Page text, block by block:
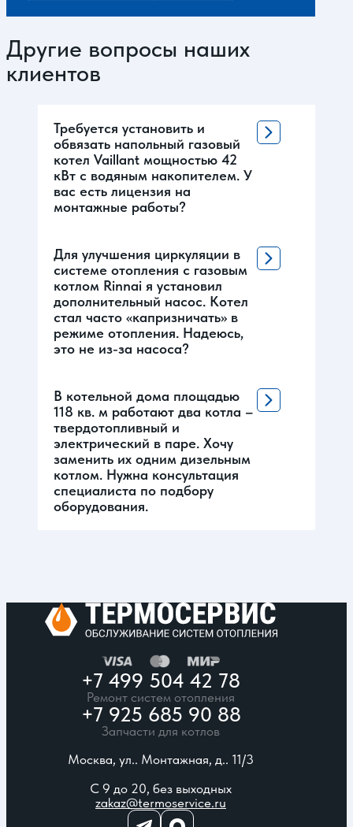
Другие вопросы наших
клиентов
Требуется установить и
обвязать напольный газовый
котел Vaillant мощностью 42
кВт с водяным накопителем. У
вас есть лицензия на
монтажные работы?
Для улучшения циркуляции в
системе отопления с газовым
котлом Rinnai я установил
дополнительный насос. Котел
стал часто «капризничать» в
режиме отопления. Надеюсь,
это не из-за насоса?
В котельной дома площадью
118 кв. м работают два котла –
твердотопливный и
электрический в паре. Хочу
заменить их одним дизельным
котлом. Нужна консультация
специалиста по подбору
оборудования.
+7 499 504 42 78
Ремонт систем отопления
+7 925 685 90 88
Запчасти для котлов
Москва, ул.. Монтажная, д.. 11/3
С 9 до 20, без выходных
zakaz@termoservice.ru